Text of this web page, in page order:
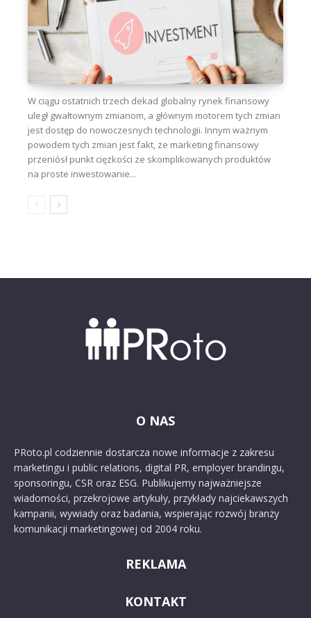
W ciągu ostatnich trzech dekad globalny rynek finansowy
uległ gwałtownym zmianom, a głównym motorem tych zmian
jest dostęp do nowoczesnych technologii. Innym ważnym
powodem tych zmian jest fakt, że marketing finansowy
przeniósł punkt ciężkości ze skomplikowanych produktów
na proste inwestowanie...
O NAS
PRoto.pl codziennie dostarcza nowe informacje z zakresu
marketingu i public relations, digital PR, employer brandingu,
sponsoringu, CSR oraz ESG. Publikujemy najważniejsze
wiadomości, przekrojowe artykuły, przykłady najciekawszych
kampanii, wywiady oraz badania, wspierając rozwój branży
komunikacji marketingowej od 2004 roku.
REKLAMA
KONTAKT